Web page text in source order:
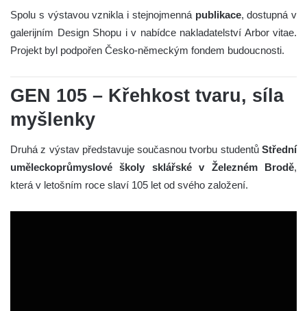
Spolu s výstavou vznikla i stejnojmenná publikace, dostupná v
galerijním Design Shopu i v nabídce nakladatelství Arbor vitae.
Projekt byl podpořen Česko-německým fondem budoucnosti.
GEN 105 – Křehkost tvaru, síla
myšlenky
Druhá z výstav představuje současnou tvorbu studentů Střední
uměleckoprůmyslové školy sklářské v Železném Brodě,
která v letošním roce slaví 105 let od svého založení.